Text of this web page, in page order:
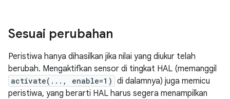
Sesuai perubahan
Peristiwa hanya dihasilkan jika nilai yang diukur telah
berubah. Mengaktifkan sensor di tingkat HAL (memanggil
activate(..., enable=1) di dalamnya) juga memicu
peristiwa, yang berarti HAL harus segera menampilkan